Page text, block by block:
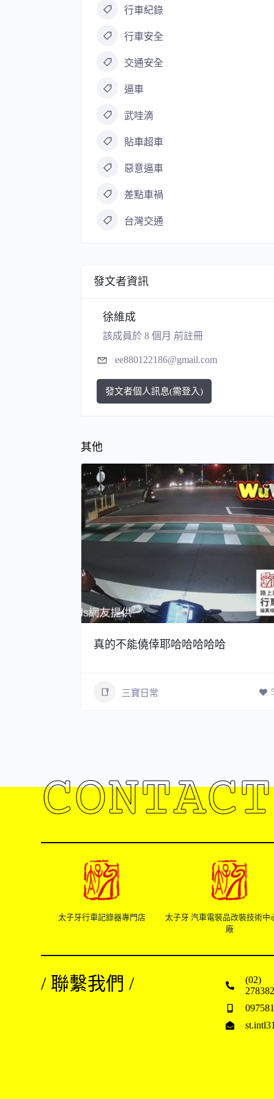
行車紀錄
行車安全
交通安全
逼車
武哇滴
貼車超車
惡意逼車
差點車禍
台灣交通
發文者資訊
徐維成
該成員於 8 個月 前註冊
ee880122186@gmail.com
發文者個人訊息(需登入)
其他
真的不能僥倖耶哈哈哈哈哈
三寶日常
太子牙行車記錄器專門店
太子牙 汽車電裝品改裝技術中
廠
/ 聯繫我們 /
(02)